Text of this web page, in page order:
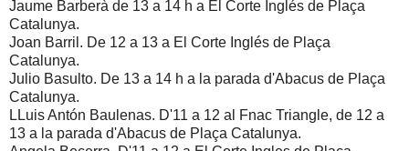
Jaume Barberà de 13 a 14 h a El Corte Inglés de Plaça
Catalunya.
Joan Barril. De 12 a 13 a El Corte Inglés de Plaça
Catalunya.
Julio Basulto. De 13 a 14 h a la parada d'Abacus de Plaça
Catalunya.
LLuis Antón Baulenas. D'11 a 12 al Fnac Triangle, de 12 a
13 a la parada d'Abacus de Plaça Catalunya.